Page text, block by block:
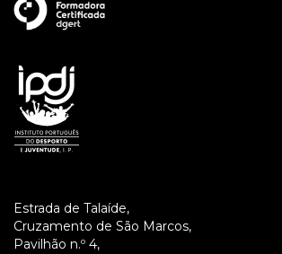
Estrada de Talaíde,
Cruzamento de São Marcos,
Pavilhão n.º 4,